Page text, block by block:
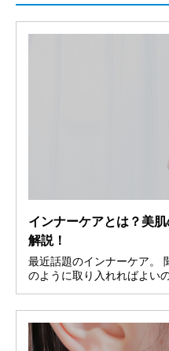
インナーケアとは？美
解説！
最近話題のインナーケア。
のように取り入れればよい